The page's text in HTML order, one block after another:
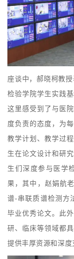
座谈中，郝晓柯教
检验学院学生实践
这里感受到了与医
度负责的态度，为
教学计划、教学过
生在论文设计和研
生们深度参与医学
果，其中，赵娟航
谱-串联质谱检测方
毕业优秀论文。此
研、临床等领域都
提供丰厚资源和深度